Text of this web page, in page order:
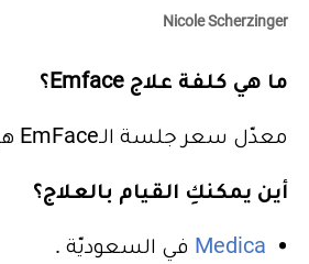
Nicole Scherzinger
ما هي كلفة علاج Emface؟
معدّل سعر جلسة الـEmFace هو 500$.
أين يمكنكِ القيام بالعلاج؟
Medica في السعوديّة .